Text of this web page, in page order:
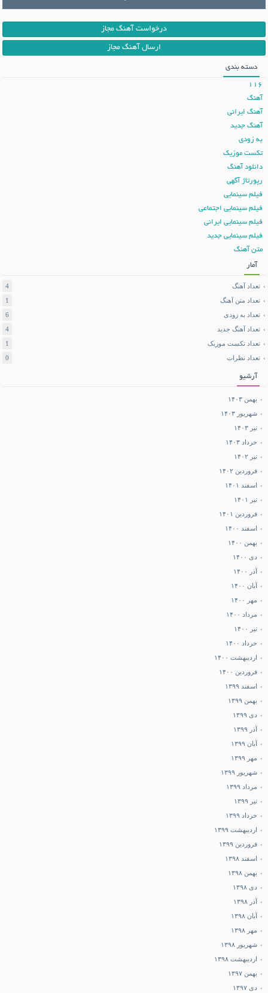
درخواست آهنگ مجاز
ارسال آهنگ مجاز
دسته بندی
116
آهنگ
آهنگ ایرانی
آهنگ جدید
به زودی
تکست موزیک
دانلود آهنگ
رپورتاژ آگهی
فیلم سینمایی
فیلم سینمایی اجتماعی
فیلم سینمایی ایرانی
فیلم سینمایی جدید
متن آهنگ
آمار
تعداد آهنگ
4
تعداد متن آهنگ
1
تعداد به زودی
6
تعداد آهنگ جدید
4
تعداد تکست موزیک
1
تعداد نظرات
0
آرشیو
بهمن ۱۴۰۳
شهریور ۱۴۰۳
تیر ۱۴۰۳
خرداد ۱۴۰۳
تیر ۱۴۰۲
فروردین ۱۴۰۲
اسفند ۱۴۰۱
تیر ۱۴۰۱
فروردین ۱۴۰۱
اسفند ۱۴۰۰
بهمن ۱۴۰۰
دی ۱۴۰۰
آذر ۱۴۰۰
آبان ۱۴۰۰
مهر ۱۴۰۰
مرداد ۱۴۰۰
تیر ۱۴۰۰
خرداد ۱۴۰۰
اردیبهشت ۱۴۰۰
فروردین ۱۴۰۰
اسفند ۱۳۹۹
بهمن ۱۳۹۹
دی ۱۳۹۹
آذر ۱۳۹۹
آبان ۱۳۹۹
مهر ۱۳۹۹
شهریور ۱۳۹۹
مرداد ۱۳۹۹
تیر ۱۳۹۹
خرداد ۱۳۹۹
اردیبهشت ۱۳۹۹
فروردین ۱۳۹۹
اسفند ۱۳۹۸
بهمن ۱۳۹۸
دی ۱۳۹۸
آذر ۱۳۹۸
آبان ۱۳۹۸
مهر ۱۳۹۸
شهریور ۱۳۹۸
اردیبهشت ۱۳۹۸
بهمن ۱۳۹۷
دی ۱۳۹۷